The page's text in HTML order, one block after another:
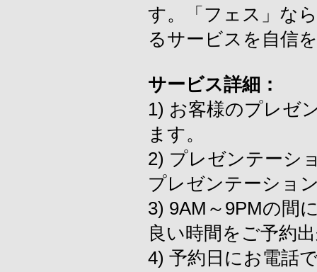
す。「フェス」な
るサービスを自信
サービス詳細：
1) お客様のプレゼ
ます。
2) プレゼンテーシ
プレゼンテーショ
3) 9AM～9PMの間
良い時間をご予約
4) 予約日にお電話